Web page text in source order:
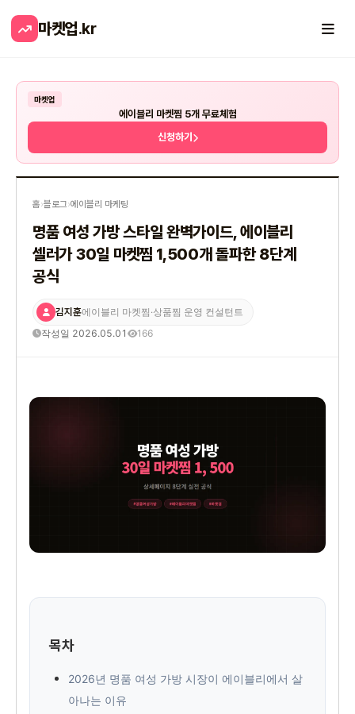
마켓업.kr
마켓업
에이블리 마켓찜 5개 무료체험
신청하기
홈›블로그›에이블리 마케팅
명품 여성 가방 스타일 완벽가이드, 에이블리
셀러가 30일 마켓찜 1,500개 돌파한 8단계
공식
김지훈에이블리 마켓찜·상품찜 운영 컨설턴트
작성일 2026.05.01 166
목차
2026년 명품 여성 가방 시장이 에이블리에서 살
아나는 이유